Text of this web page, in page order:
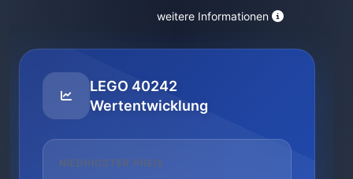
weitere Informationen
LEGO 40242
Wertentwicklung
NIEDRIGSTER PREIS